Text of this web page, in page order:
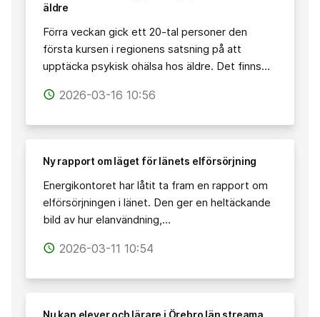
äldre
Förra veckan gick ett 20-tal personer den
första kursen i regionens satsning på att
upptäcka psykisk ohälsa hos äldre. Det finns…
access_time 2026-03-16 10:56
Ny rapport om läget för länets elförsörjning
Energikontoret har låtit ta fram en rapport om
elförsörjningen i länet. Den ger en heltäckande
bild av hur elanvändning,…
access_time 2026-03-11 10:54
Nu kan elever och lärare i Örebro län streama